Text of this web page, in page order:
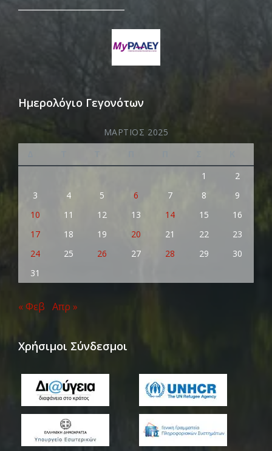
Ημερολόγιο Γεγονότων
ΜΆΡΤΙΟΣ 2025
1
2
3
4 5 6 7 8
9
10
11 12 13 14 15
16
17
18 19 20 21 22
23
24
25 26 27 28 29
30
31
« Φεβ Απρ »
Χρήσιμοι Σύνδεσμοι